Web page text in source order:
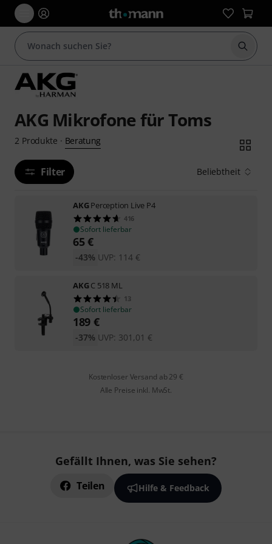
Suche
AKG Mikrofone für Toms
2 Produkte · Beratung
Filter Beliebtheit
AKGPerception Live P4
416
Sofort lieferbar
65€
UVP: 114 €
-43%
AKGC 518 ML
13
Sofort lieferbar
189 €
UVP: 301,01 €
-37%
Kostenloser Versand ab 29 €
Alle Preise inkl. MwSt.
Gefällt Ihnen, was Sie sehen?
Teilen Hilfe & Feedback